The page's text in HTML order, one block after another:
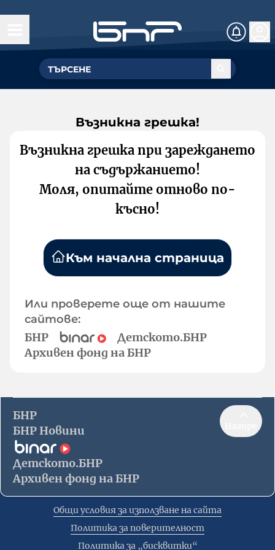
Възникна грешка!
Възникна грешка при зареждането
на съдържанието!
Моля, опитайте отново по-
късно!
Към начална страница
Или проверете още от нашите
сайтове:
БНР
Детското.БНР
Архивен фонд на БНР
БНР
БНР Новини
Детското.БНР
Архивен фонд на БНР
Общи условия за използване на сайта
Политика за поверителност
Политика за „бисквитки“